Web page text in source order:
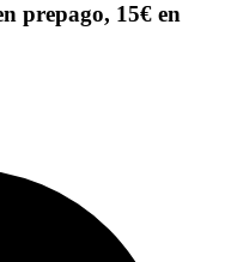
prepago, 15€ en